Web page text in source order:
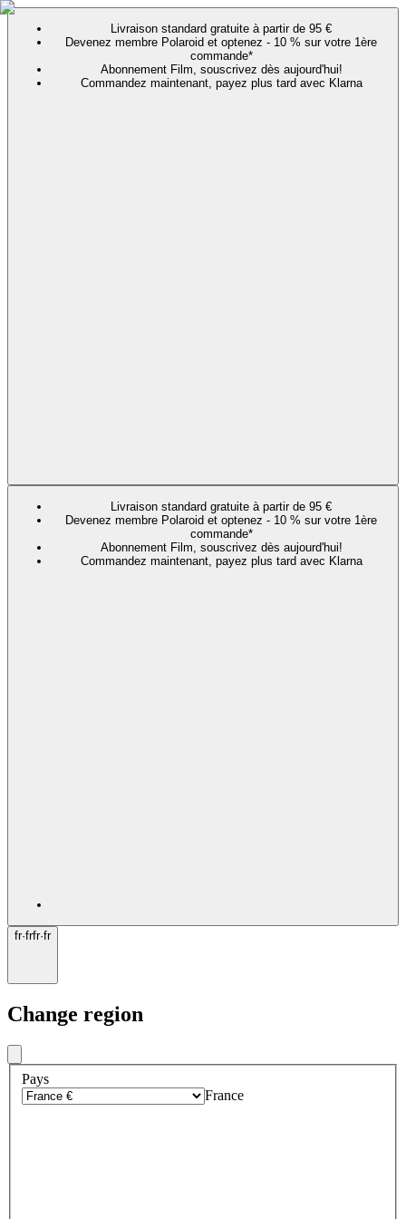
Livraison standard gratuite à partir de 95 €
Devenez membre Polaroid et optenez - 10 % sur votre 1ère
commande*
Abonnement Film, souscrivez dès aujourd'hui!
Commandez maintenant, payez plus tard avec Klarna
Livraison standard gratuite à partir de 95 €
Devenez membre Polaroid et optenez - 10 % sur votre 1ère
commande*
Abonnement Film, souscrivez dès aujourd'hui!
Commandez maintenant, payez plus tard avec Klarna
fr·frfr·fr
Change region
Pays
France